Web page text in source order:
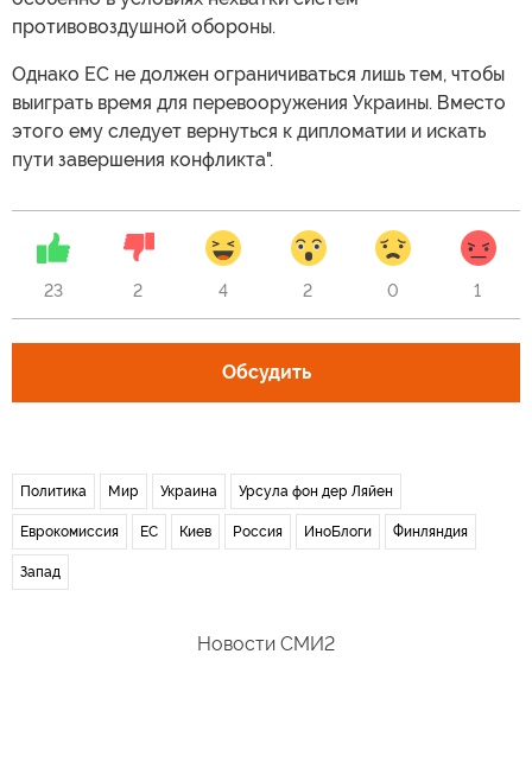
противовоздушной обороны.
Однако ЕС не должен ограничиваться лишь тем, чтобы
выиграть время для перевооружения Украины. Вместо
этого ему следует вернуться к дипломатии и искать
пути завершения конфликта".
23 2 4 2 0 1
Обсудить
Политика Мир Украина Урсула фон дер Ляйен
Еврокомиссия ЕС Киев Россия ИноБлоги Финляндия
Запад
Новости СМИ2